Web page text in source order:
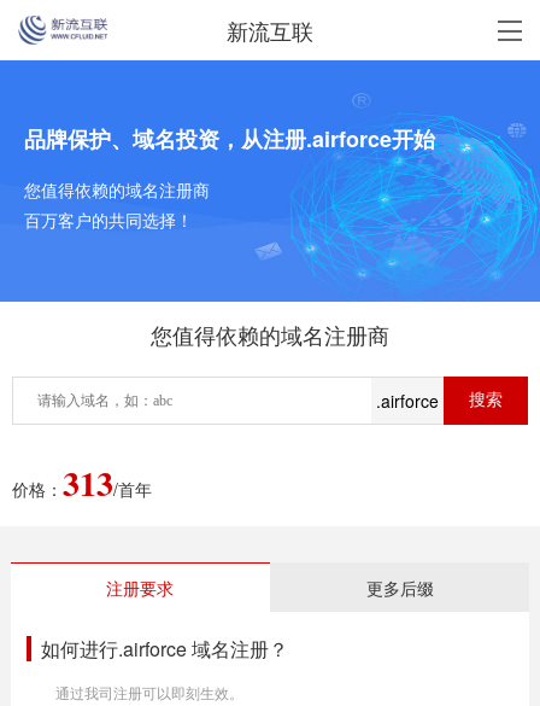
新流互联
品牌保护、域名投资，从注册.airforce开始
您值得依赖的域名注册商
百万客户的共同选择！
您值得依赖的域名注册商
.airforce
价格： 313/首年
注册要求 更多后缀
如何进行.airforce 域名注册？
通过我司注册可以即刻生效。